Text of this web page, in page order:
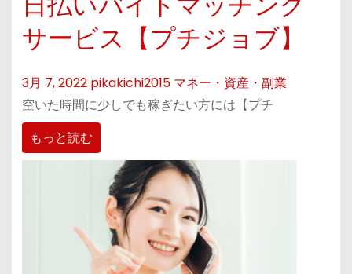
サービス【プチジョブ】
3月 7, 2022 pikakichi2015 マネー・資産・副業
空いた時間に少しでも稼ぎたい方には【プチ
もっと読む